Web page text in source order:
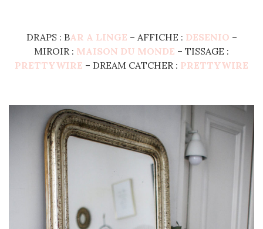
DRAPS : BAR A LINGE – AFFICHE : DESENIO –
MIROIR : MAISON DU MONDE – TISSAGE :
PRETTYWIRE – DREAM CATCHER : PRETTYWIRE